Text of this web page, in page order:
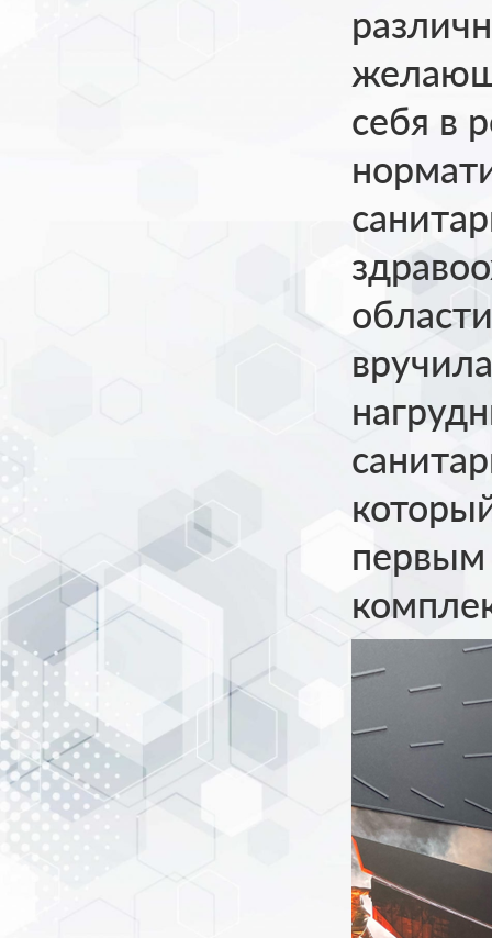
себя в